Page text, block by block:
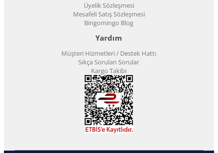
Üyelik Sözleşmesi
Mesafeli Satış Sözleşmesi
Bingomingo Blog
Yardım
Müşteri Hizmetleri / Destek Hattı
Sıkça Sorulan Sorular
Kargo Takibi